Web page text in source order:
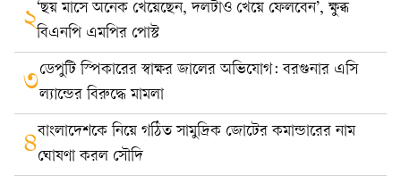
২‘ছয় মাসে অনেক খেয়েছেন, দলটাও খেয়ে ফেলবেন’, ক্ষুব্ধ
বিএনপি এমপির পোস্ট
৩ডেপুটি স্পিকারের স্বাক্ষর জালের অভিযোগ: বরগুনার এসি
ল্যান্ডের বিরুদ্ধে মামলা
৪বাংলাদেশকে নিয়ে গঠিত সামুদ্রিক জোটের কমান্ডারের নাম
ঘোষণা করল সৌদি